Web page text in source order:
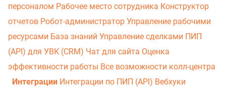
персоналом Рабочее место сотрудника Конструктор
отчетов Робот-администратор Управление рабочими
ресурсами База знаний Управление сделками ПИП
(API) для УВК (CRM) Чат для сайта Оценка
эффективности работы Все возможности колл-центра
Интеграции Интеграции по ПИП (API) Вебхуки